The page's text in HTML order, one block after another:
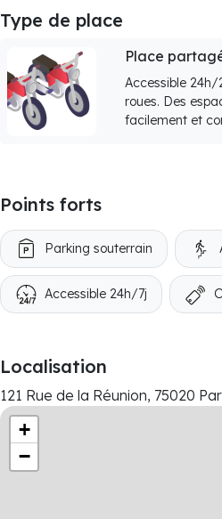
Type de place
Place
Accessible
roues. Des
facilement et
Points forts
Parking souterrain
Accessible 24h/7j
Localisation
121 Rue de la Réunion, 75020
+
−